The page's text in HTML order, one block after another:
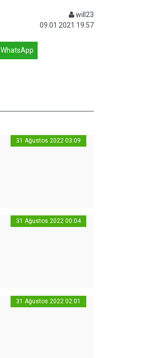
will23
09.01.2021 19:57
WhatsApp
31 Ağustos 2022 03:09
31 Ağustos 2022 00:04
31 Ağustos 2022 02:01